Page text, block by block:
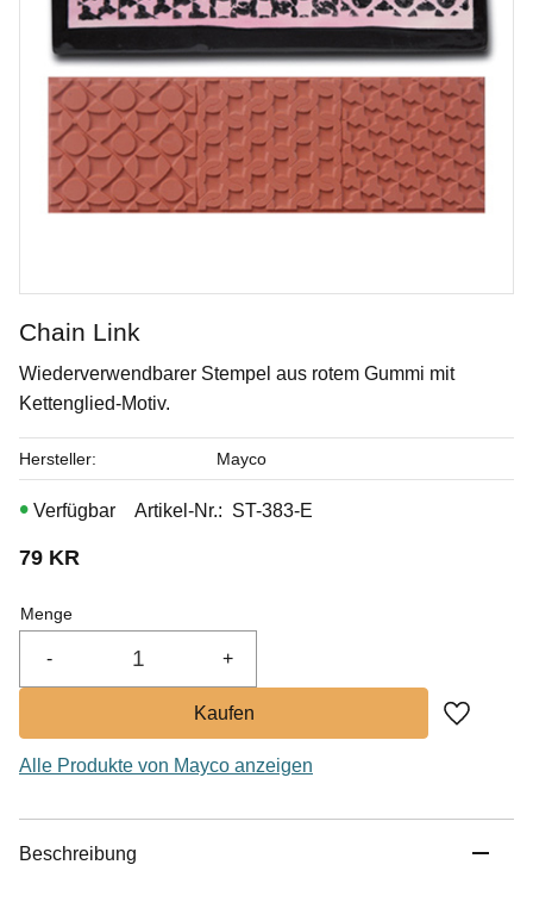
Opal Lustre
Penselglasyr för stengods
Art. nr: SW-219
Chain Link
Wiederverwendbarer Stempel aus rotem Gummi mit
Kettenglied-Motiv.
79 KR
Menge
+
-
Zu
Artikel-Nr. ST-383-E
Hersteller Mayco
Alle Produkte von Mayco anzeigen
Beschreibung